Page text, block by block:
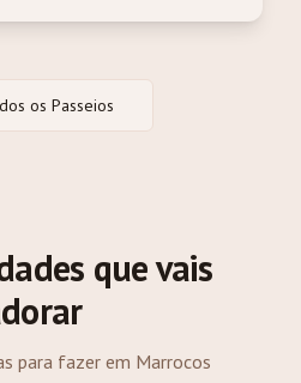
os Passeios
que vais
para fazer em Marrocos